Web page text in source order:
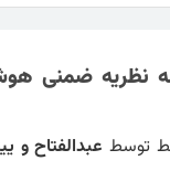
نظریه ضمنی
توسط عبدالفتاح و